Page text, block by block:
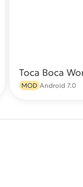
Toca Boca
MOD Android 7.0